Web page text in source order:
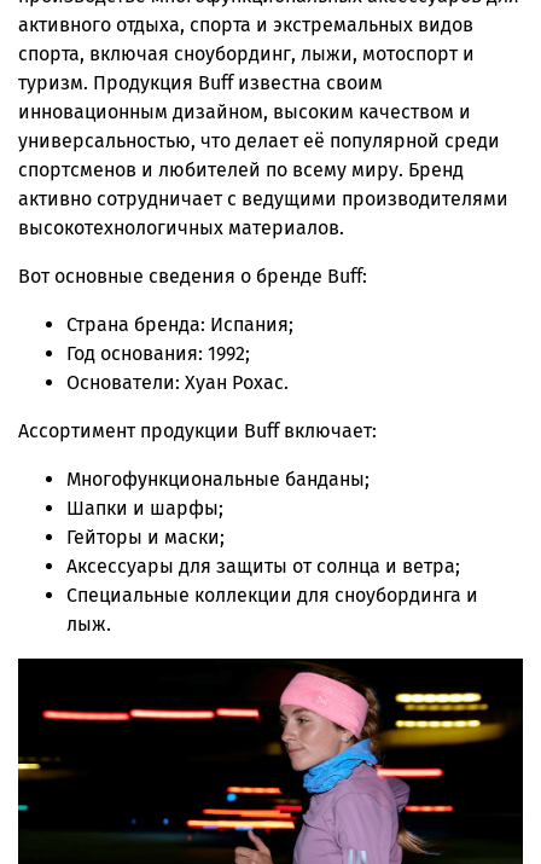
активного отдыха, спорта и экстремальных видов
спорта, включая сноубординг, лыжи, мотоспорт и
туризм. Продукция Buff известна своим
инновационным дизайном, высоким качеством и
универсальностью, что делает её популярной среди
спортсменов и любителей по всему миру. Бренд
активно сотрудничает с ведущими производителями
высокотехнологичных материалов.
Вот основные сведения о бренде Buff:
Страна бренда: Испания;
Год основания: 1992;
Основатели: Хуан Рохас.
Ассортимент продукции Buff включает:
Многофункциональные банданы;
Шапки и шарфы;
Гейторы и маски;
Аксессуары для защиты от солнца и ветра;
Специальные коллекции для сноубординга и
лыж.